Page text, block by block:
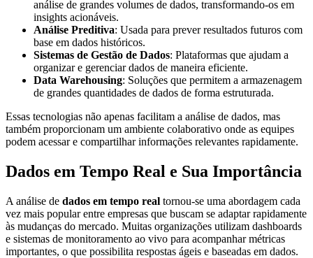
análise de grandes volumes de dados, transformando-os em
insights acionáveis.
Análise Preditiva: Usada para prever resultados futuros com
base em dados históricos.
Sistemas de Gestão de Dados: Plataformas que ajudam a
organizar e gerenciar dados de maneira eficiente.
Data Warehousing: Soluções que permitem a armazenagem
de grandes quantidades de dados de forma estruturada.
Essas tecnologias não apenas facilitam a análise de dados, mas
também proporcionam um ambiente colaborativo onde as equipes
podem acessar e compartilhar informações relevantes rapidamente.
Dados em Tempo Real e Sua Importância
A análise de dados em tempo real tornou-se uma abordagem cada
vez mais popular entre empresas que buscam se adaptar rapidamente
às mudanças do mercado. Muitas organizações utilizam dashboards
e sistemas de monitoramento ao vivo para acompanhar métricas
importantes, o que possibilita respostas ágeis e baseadas em dados.